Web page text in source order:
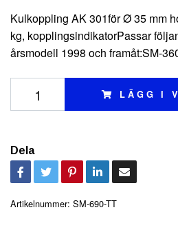
Kulkoppling AK 301för Ø 35 mm
kg, kopplingsindikatorPassar
årsmodell 1998 och framåt:SM-
LÄGG I
Dela
Artikelnummer: SM-690-TT